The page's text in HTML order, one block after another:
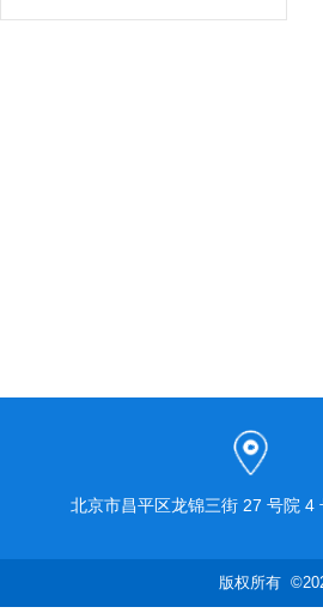
北京市昌平区龙锦三街 27 号院 4
版权所有